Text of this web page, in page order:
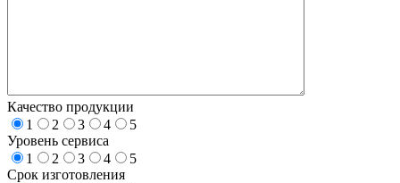
Качество продукции
1
2 3 4
5
Уровень сервиса
1
2 3 4
5
Срок изготовления